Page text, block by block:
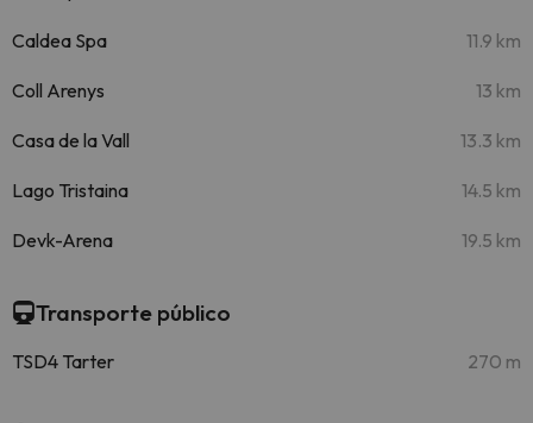
Caldea Spa 11.9 km
Coll Arenys 13 km
Casa de la Vall 13.3 km
Lago Tristaina 14.5 km
Devk-Arena 19.5 km
Transporte público
TSD4 Tarter 270 m